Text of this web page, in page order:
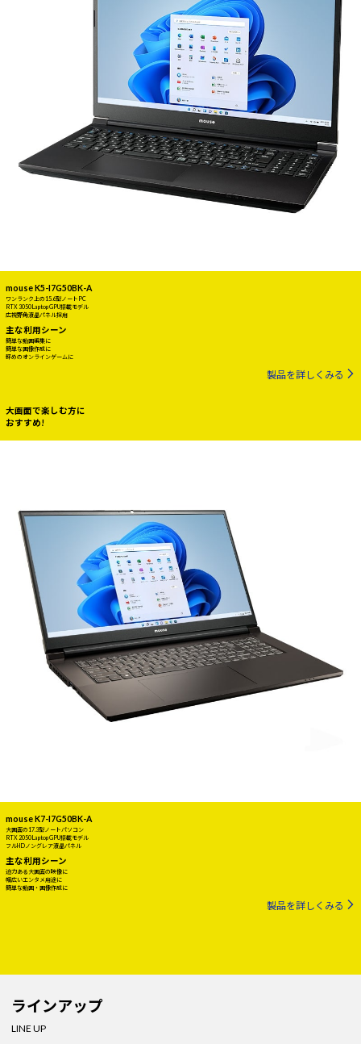
mouse K5-I7G50BK-A
ワンランク上の15.6型ノートPC
RTX 3050 Laptop GPU搭載モデル
広視野角液晶パネル採用
主な利用シーン
簡単な動画編集に
簡単な画像作成に
軽めのオンラインゲームに
製品を詳しくみる
大画面で楽しむ方に
おすすめ!
mouse K7-I7G50BK-A
大画面の17.3型ノートパソコン
RTX 2050 Laptop GPU搭載モデル
フルHDノングレア液晶パネル
主な利用シーン
迫力ある大画面の映像に
幅広いエンタメ用途に
簡単な動画・画像作成に
製品を詳しくみる
ラインアップ
LINE UP